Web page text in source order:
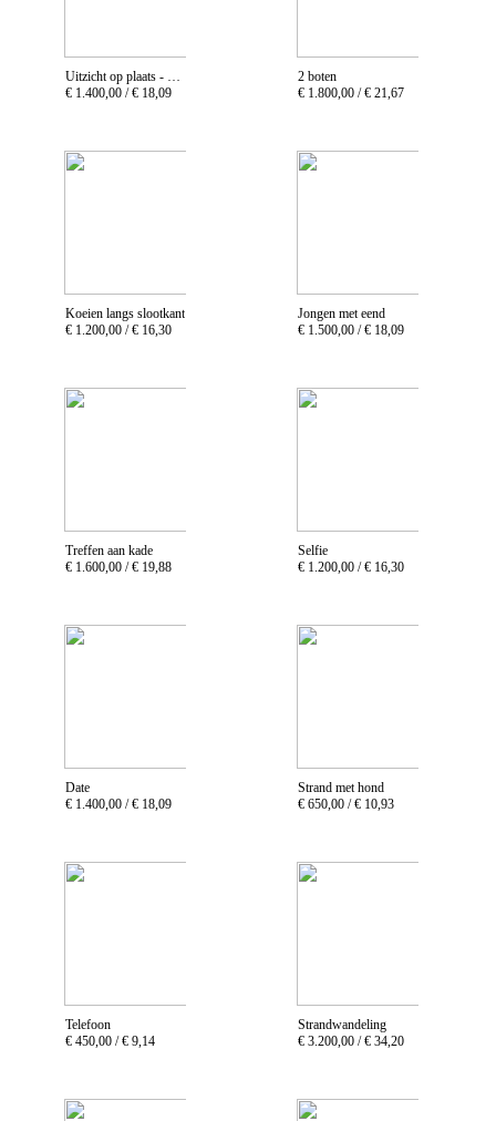
Uitzicht op plaats - plein
€ 1.400,00 / € 18,09
2 boten
€ 1.800,00 / € 21,67
Koeien langs slootkant
€ 1.200,00 / € 16,30
Jongen met eend
€ 1.500,00 / € 18,09
Treffen aan kade
€ 1.600,00 / € 19,88
Selfie
€ 1.200,00 / € 16,30
Date
€ 1.400,00 / € 18,09
Strand met hond
€ 650,00 / € 10,93
Telefoon
€ 450,00 / € 9,14
Strandwandeling
€ 3.200,00 / € 34,20